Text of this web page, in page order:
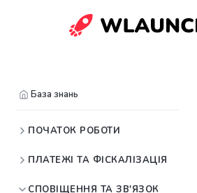
База знань
ПОЧАТОК РОБОТИ
ПЛАТЕЖІ ТА ФІСКАЛІЗАЦІЯ
СПОВІЩЕННЯ ТА ЗВ'ЯЗОК